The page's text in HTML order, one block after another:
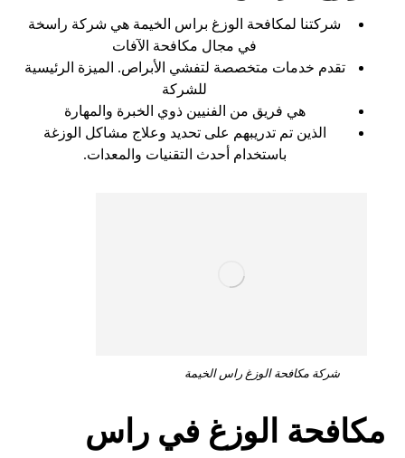
شركتنا لمكافحة الوزغ براس الخيمة هي شركة راسخة
في مجال مكافحة الآفات
تقدم خدمات متخصصة لتفشي الأبراص. الميزة الرئيسية
للشركة
هي فريق من الفنيين ذوي الخبرة والمهارة
الذين تم تدريبهم على تحديد وعلاج مشاكل الوزغة
باستخدام أحدث التقنيات والمعدات.
شركة مكافحة الوزغ راس الخيمة
مكافحة الوزغ في راس